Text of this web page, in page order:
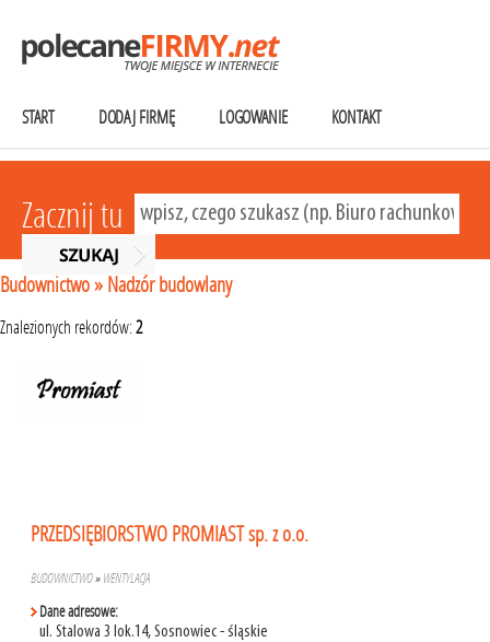
START DODAJ FIRMĘ LOGOWANIE KONTAKT
Zacznij tu
Budownictwo» Nadzór budowlany
Znalezionych rekordów:2
PRZEDSIĘBIORSTWO PROMIAST sp. z o.o.
BUDOWNICTWO» WENTYLACJA
Dane adresowe:
ul. Stalowa 3 lok.14, Sosnowiec - śląskie